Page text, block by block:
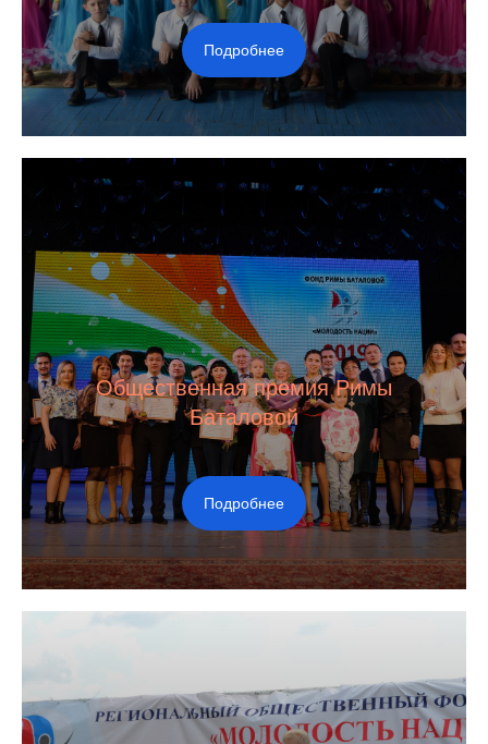
Подробнее
Общественная премия Римы
Баталовой
Подробнее